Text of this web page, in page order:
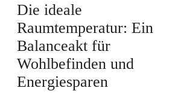
Die ideale
Raumtemperatur: Ein
Balanceakt für
Wohlbefinden und
Energiesparen